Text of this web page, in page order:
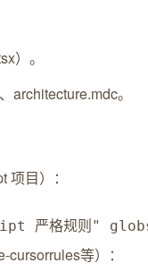
）。
architecture.mdc。
项目）：
严格规则"
cursorrules等）：